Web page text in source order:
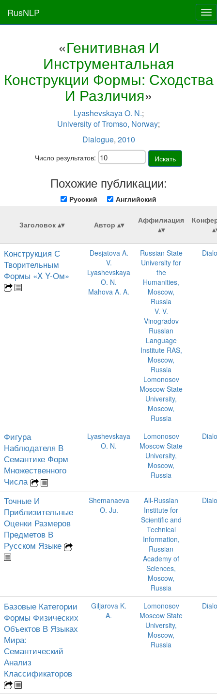
RusNLP
«Генитивная И
Инструментальная
Конструкции Формы: Сходства
И Различия»
Lyashevskaya O. N.;
University of Tromso, Norway;
Dialogue, 2010
Число результатов: Искать
Похожие публикации:
Русский Английский
Заголовок Автор Аффилиация
Конструкция С
Творительным
Формы «X Y-Ом»
Desjatova A.
V.
Lyashevskaya
O. N.
Mahova A. A.
Russian State
University for
the
Humanities,
Moscow,
Russia
V. V.
Vinogradov
Russian
Language
Institute RAS,
Moscow,
Russia
Lomonosov
Moscow State
University,
Moscow,
Russia
Фигура
Наблюдателя В
Семантике Форм
Множественного
Числа
Lyashevskaya
O. N.
Lomonosov
Moscow State
University,
Moscow,
Russia
Точные И
Приблизительные
Оценки Размеров
Предметов В
Русском Языке
Shemanaeva
O. Ju.
All-Russian
Institute for
Scientific and
Technical
Information,
Russian
Academy of
Sciences,
Moscow,
Russia
Базовые Категории
Формы Физических
Объектов В Языках
Мира:
Семантический
Анализ
Классификаторов
Giljarova K.
A.
Lomonosov
Moscow State
University,
Moscow,
Russia